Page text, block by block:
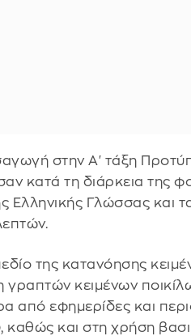
στην Α' τάξη
κατά τη διάρκεια της
Ελληνικής Γλώσσας και
της κατανόησης
γραπτών κειμένων
από εφημερίδες και
καθώς και στη χρήση